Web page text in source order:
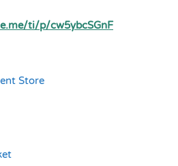
ti/p/cw5ybcSGnF
Store